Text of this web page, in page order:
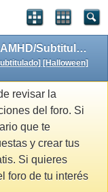
Boo! A Madea Halloween (2016) [CAMHD/Subtitulado] [Halloween] [Multi/MG]
[Halloween]
revisar la
del foro. Si
que te
y crear tus
Si quieres
foro de tu interés